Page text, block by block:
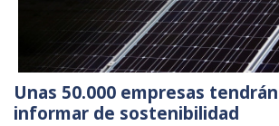
Unas 50.000 empresas
informar de sostenibilidad